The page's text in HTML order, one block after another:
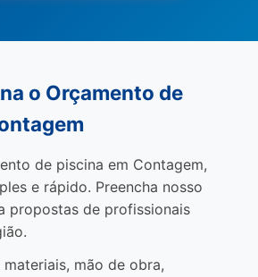
o Orçamento de
de piscina em Contagem,
e rápido. Preencha nosso
propostas de profissionais
mão de obra,